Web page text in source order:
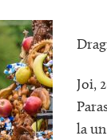
Joi,
la un